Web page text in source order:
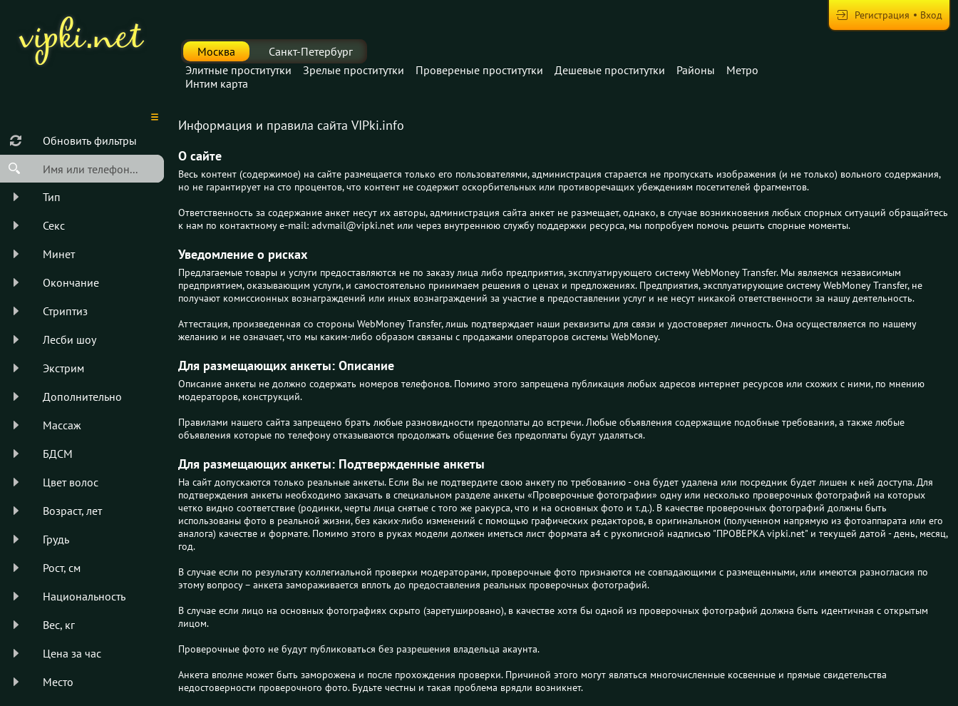
Москва
Санкт-Петербург
Элитные проститутки
Зрелые проститутки Провереные проститутки Дешевые проститутки Районы
Метро
Интим карта
Регистрация Вход
Обновить фильтры
Тип
Секс
Минет
Окончание
Стриптиз
Лесби шоу
Экстрим
Дополнительно
Массаж
БДСМ
Цвет волос
Возраст, лет
Грудь
Рост, см
Национальность
Вес, кг
Цена за час
Место
Информация и правила сайта VIPki.info
О сайте
Весь контент (содержимое) на сайте размещается только его пользователями, администрация старается не пропускать изображения (и не только) вольного содержания,
но не гарантирует на сто процентов, что контент не содержит оскорбительных или противоречащих убеждениям посетителей фрагментов.
Ответственность за содержание анкет несут их авторы, администрация сайта анкет не размещает, однако, в случае возникновения любых спорных ситуаций обращайтесь
к нам по контактному e-mail: advmail@vipki.net или через внутреннюю службу поддержки ресурса, мы попробуем помочь решить спорные моменты.
Уведомление о рисках
Предлагаемые товары и услуги предоставляются не по заказу лица либо предприятия, эксплуатирующего систему WebMoney Transfer. Мы являемся независимым
предприятием, оказывающим услуги, и самостоятельно принимаем решения о ценах и предложениях. Предприятия, эксплуатирующие систему WebMoney Transfer, не
получают комиссионных вознаграждений или иных вознаграждений за участие в предоставлении услуг и не несут никакой ответственности за нашу деятельность.
Аттестация, произведенная со стороны WebMoney Transfer, лишь подтверждает наши реквизиты для связи и удостоверяет личность. Она осуществляется по нашему
желанию и не означает, что мы каким-либо образом связаны с продажами операторов системы WebMoney.
Для размещающих анкеты: Описание
Описание анкеты не должно содержать номеров телефонов. Помимо этого запрещена публикация любых адресов интернет ресурсов или схожих с ними, по мнению
модераторов, конструкций.
Правилами нашего сайта запрещено брать любые разновидности предоплаты до встречи. Любые объявления содержащие подобные требования, а также любые
объявления которые по телефону отказываются продолжать общение без предоплаты будут удаляться.
Для размещающих анкеты: Подтвержденные анкеты
На сайт допускаются только реальные анкеты. Если Вы не подтвердите свою анкету по требованию - она будет удалена или посредник будет лишен к ней доступа. Для
подтверждения анкеты необходимо закачать в специальном разделе анкеты «Проверочные фотографии» одну или несколько проверочных фотографий на которых
четко видно соответствие (родинки, черты лица снятые с того же ракурса, что и на основных фото и т.д.). В качестве проверочных фотографий должны быть
использованы фото в реальной жизни, без каких-либо изменений с помощью графических редакторов, в оригинальном (полученном напрямую из фотоаппарата или его
аналога) качестве и формате. Помимо этого в руках модели должен иметься лист формата а4 с рукописной надписью "ПРОВЕРКА vipki.net" и текущей датой - день, месяц,
год.
В случае если по результату коллегиальной проверки модераторами, проверочные фото признаются не совпадающими с размещенными, или имеются разногласия по
этому вопросу – анкета замораживается вплоть до предоставления реальных проверочных фотографий.
В случае если лицо на основных фотографиях скрыто (заретушировано), в качестве хотя бы одной из проверочных фотографий должна быть идентичная с открытым
лицом.
Проверочные фото не будут публиковаться без разрешения владельца акаунта.
Анкета вполне может быть заморожена и после прохождения проверки. Причиной этого могут являться многочисленные косвенные и прямые свидетельства
недостоверности проверочного фото. Будьте честны и такая проблема врядли возникнет.